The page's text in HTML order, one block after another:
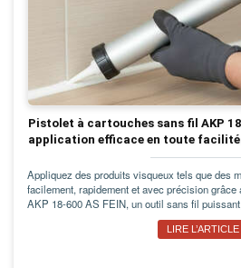
Pistolet à cartouches sans fil AKP
application efficace en toute facilité
Appliquez des produits visqueux tels que des
facilement, rapidement et avec précision
AKP 18-600 AS FEIN, un outil sans fil
LIRE L’ARTICLE